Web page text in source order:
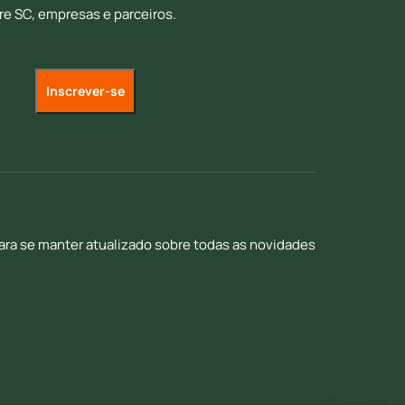
SC, empresas e parceiros.
se manter atualizado sobre todas as novidades